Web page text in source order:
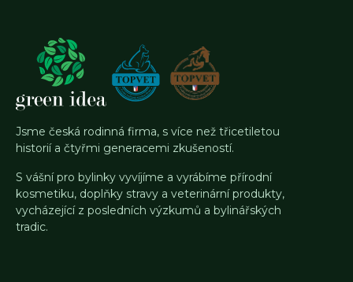
Jsme česká rodinná firma, s více než třicetiletou
historií a čtyřmi generacemi zkušeností.
S vášní pro bylinky vyvíjíme a vyrábíme přírodní
kosmetiku, doplňky stravy a veterinární produkty,
vycházející z posledních výzkumů a bylinářských
tradic.